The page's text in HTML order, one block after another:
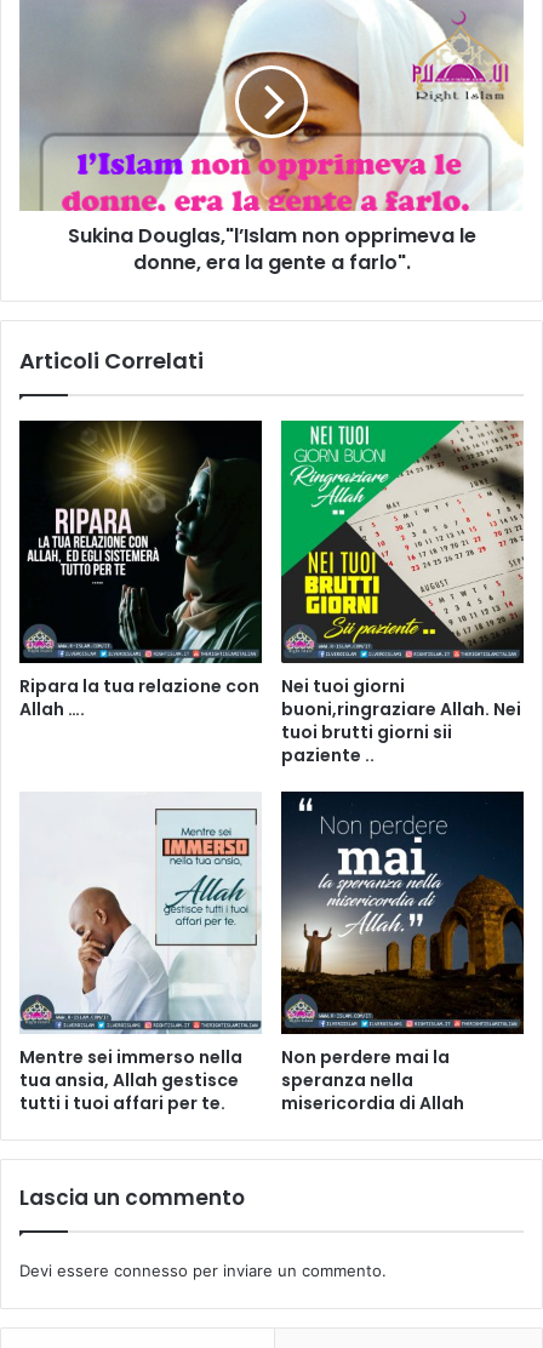
Sukina Douglas,"l’Islam non opprimeva le
donne, era la gente a farlo".
Articoli Correlati
Ripara la tua relazione con
Allah ….
Nei tuoi giorni
buoni,ringraziare Allah. Nei
tuoi brutti giorni sii
paziente ..
Mentre sei immerso nella
tua ansia, Allah gestisce
tutti i tuoi affari per te.
Non perdere mai la
speranza nella
misericordia di Allah
Lascia un commento
Devi essere connesso per inviare un commento.